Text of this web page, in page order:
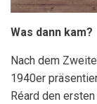
Was dann kam?
Nach dem
1940er
Réard den